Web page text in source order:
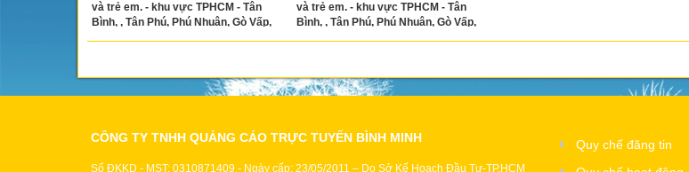
và trẻ em. - khu vực TPHCM - Tân
Bình, , Tân Phú, Phú Nhuận, Gò Vấp,
và trẻ em. - khu vực TPHCM - Tân
Bình, , Tân Phú, Phú Nhuận, Gò Vấp,
CÔNG TY TNHH QUẢNG CÁO TRỰC TUYẾN BÌNH MINH
Số ĐKKD - MST: 0310871409 - Ngày cấp: 23/05/2011 – Do Sở Kế Hoạch Đầu Tư-TP.HCM
Quy chế đăng tin